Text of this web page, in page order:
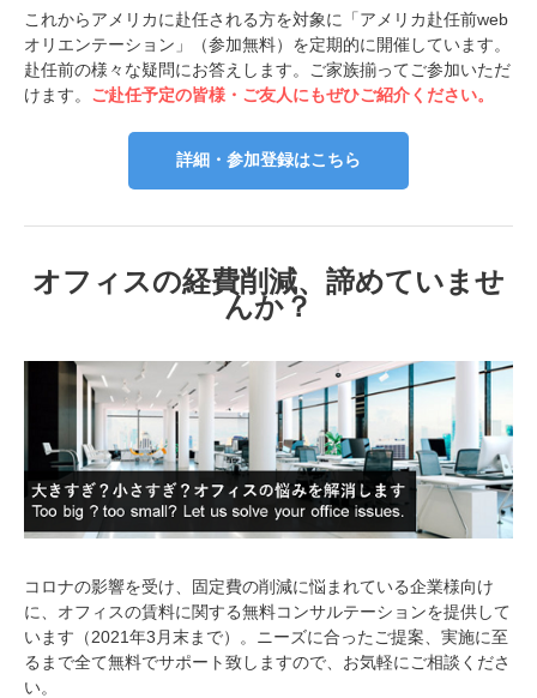
これからアメリカに赴任される方を対象に「アメリカ赴任前web
オリエンテーション」（参加無料）を定期的に開催しています。
赴任前の様々な疑問にお答えします。ご家族揃ってご参加いただ
けます。 ご赴任予定の皆様・ご友人にもぜひご紹介ください。
詳細・参加登録はこちら
オフィスの経費削減、諦めていませ
んか？
コロナの影響を受け、固定費の削減に悩まれている企業様向け
に、オフィスの賃料に関する無料コンサルテーションを提供して
います（2021年3月末まで）。ニーズに合ったご提案、実施に至
るまで全て無料でサポート致しますので、お気軽にご相談くださ
い。